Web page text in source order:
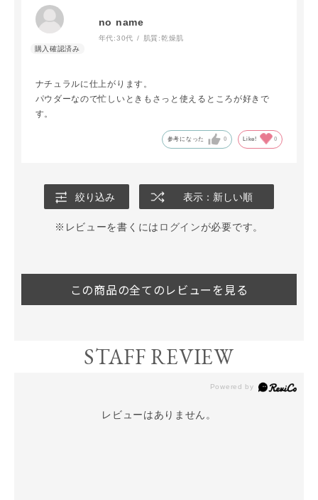
no name
年代:30代 肌質:乾燥肌
ナチュラルに仕上がります。
パウダーなので忙しいときもさっと使えるところが好きで
す。
参考になった 0 Like! 0
絞り込み 表示：新しい順
※レビューを書くには ログインが必要です。
この商品の全てのレビューを見る
STAFF REVIEW
レビューはありません。